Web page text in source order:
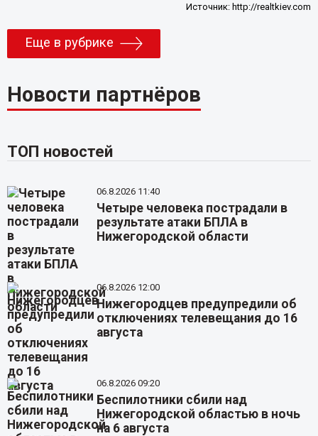
Источник: http://realtkiev.com
Еще в рубрике
Новости партнёров
ТОП новостей
06.8.2026 11:40
Четыре человека пострадали в
результате атаки БПЛА в
Нижегородской области
06.8.2026 12:00
Нижегородцев предупредили об
отключениях телевещания до 16
августа
06.8.2026 09:20
Беспилотники сбили над
Нижегородской областью в ночь
на 6 августа